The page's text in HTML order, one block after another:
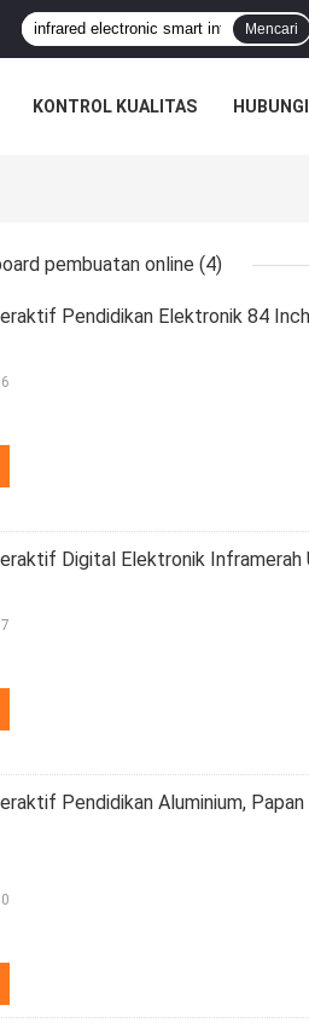
Mencari
KONTROL KUALITAS HUBUNGI
pembuatan online (4)
Pendidikan Elektronik 84
Digital Elektronik Inframerah
Pendidikan Aluminium,